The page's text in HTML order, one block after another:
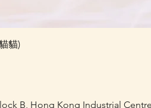
瀏覽
貓)
B, Hong Kong Industrial